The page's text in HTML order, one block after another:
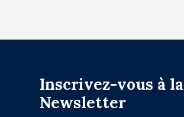
Inscrivez-vous à la
Newsletter